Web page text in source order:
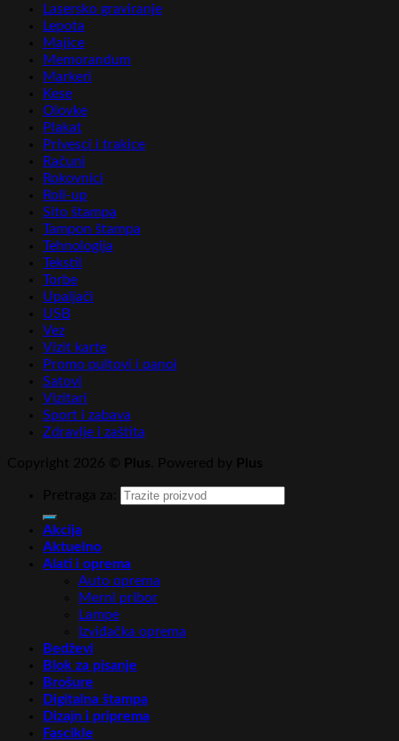
Lasersko graviranje
Lepota
Majice
Memorandum
Markeri
Kese
Olovke
Plakat
Privesci i trakice
Računi
Rokovnici
Roll-up
Sito štampa
Tampon štampa
Tehnologija
Tekstil
Torbe
Upaljači
USB
Vez
Vizit karte
Promo pultovi i panoi
Satovi
Vizitari
Sport i zabava
Zdravlje i zaštita
Akcija
Aktuelno
Alati i oprema
Auto oprema
Merni pribor
Lampe
Izviđačka oprema
Bedževi
Blok za pisanje
Brošure
Digitalna štampa
Dizajn i priprema
Fascikle